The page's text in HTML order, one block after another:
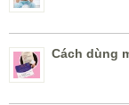
Cách dùng